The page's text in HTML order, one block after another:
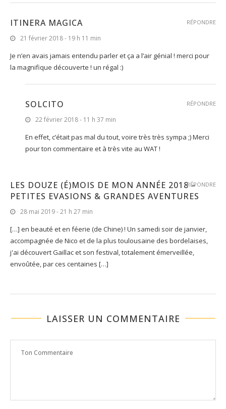
ITINERA MAGICA
21 février 2018 - 19 h 11 min
Je n’en avais jamais entendu parler et ça a l’air génial ! merci pour
la magnifique découverte ! un régal :)
RÉPONDRE
SOLCITO
22 février 2018 - 11 h 37 min
En effet, c’était pas mal du tout, voire très très sympa ;) Merci
pour ton commentaire et à très vite au WAT !
RÉPONDRE
LES DOUZE (É)MOIS DE MON ANNÉE 2018 –
PETITES EVASIONS & GRANDES AVENTURES
28 mai 2019 - 21 h 27 min
[…] en beauté et en féerie (de Chine) ! Un samedi soir de janvier,
accompagnée de Nico et de la plus toulousaine des bordelaises,
j'ai découvert Gaillac et son festival, totalement émerveillée,
envoûtée, par ces centaines […]
RÉPONDRE
LAISSER UN COMMENTAIRE